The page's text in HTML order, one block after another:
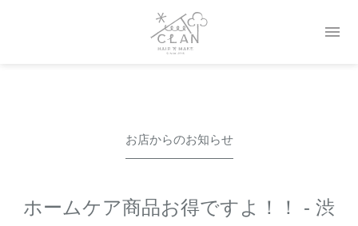

お店からのお知らせ
ホームケア商品お得ですよ！！ - 渋